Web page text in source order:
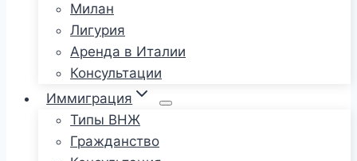
Милан
Лигурия
Аренда в Италии
Консультации
Иммиграция
Типы ВНЖ
Гражданство